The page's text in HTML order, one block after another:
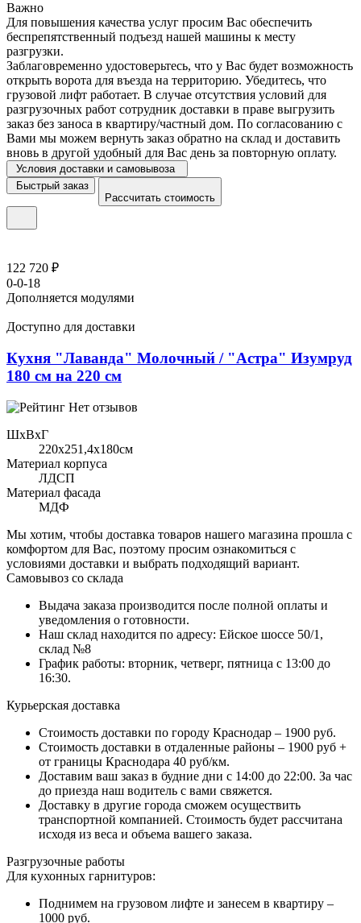
Важно
Для повышения качества услуг просим Вас обеспечить
беспрепятственный подъезд нашей машины к месту
разгрузки.
Заблаговременно удостоверьтесь, что у Вас будет возможность
открыть ворота для въезда на территорию. Убедитесь, что
грузовой лифт работает. В случае отсутствия условий для
разгрузочных работ сотрудник доставки в праве выгрузить
заказ без заноса в квартиру/частный дом. По согласованию с
Вами мы можем вернуть заказ обратно на склад и доставить
вновь в другой удобный для Вас день за повторную оплату.
Условия доставки и самовывоза
Быстрый заказ
Рассчитать стоимость
122 720 ₽
0-0-18
Дополняется модулями
Доступно для доставки
Кухня "Лаванда" Молочный / "Астра" Изумруд
180 см на 220 см
Нет отзывов
ШхВхГ
220x251,4х180см
Материал корпуса
ЛДСП
Материал фасада
МДФ
Мы хотим, чтобы доставка товаров нашего магазина прошла с
комфортом для Вас, поэтому просим ознакомиться с
условиями доставки и выбрать подходящий вариант.
Самовывоз со склада
Выдача заказа производится после полной оплаты и
уведомления о готовности.
Наш склад находится по адресу: Ейское шоссе 50/1,
склад №8
График работы: вторник, четверг, пятница с 13:00 до
16:30.
Курьерская доставка
Стоимость доставки по городу Краснодар – 1900 руб.
Стоимость доставки в отдаленные районы – 1900 руб +
от границы Краснодара 40 руб/км.
Доставим ваш заказ в будние дни с 14:00 до 22:00. За час
до приезда наш водитель с вами свяжется.
Доставку в другие города сможем осуществить
транспортной компанией. Стоимость будет рассчитана
исходя из веса и объема вашего заказа.
Разгрузочные работы
Для кухонных гарнитуров:
Поднимем на грузовом лифте и занесем в квартиру –
1000 руб.